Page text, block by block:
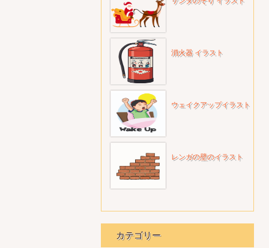
消火器 イラスト
ウェイクアップイラスト
レンガの壁のイラスト
カテゴリー